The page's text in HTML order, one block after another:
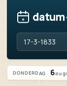
datum·
Vandaag is het
DONDERDAG 6